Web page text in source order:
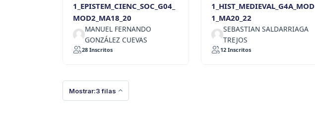
1_EPISTEM_CIENC_SOC_G04_
MOD2_MA18_20
MANUEL FERNANDO
GONZÁLEZ CUEVAS
28 Inscritos
1_HIST_MEDIEVAL_G4A_MOD
1_MA20_22
SEBASTIAN SALDARRIAGA
TREJOS
12 Inscritos
Mostrar:3 filas